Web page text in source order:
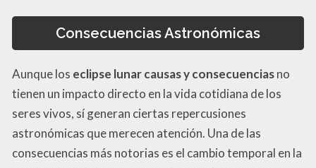
Consecuencias Astronómicas
Aunque los eclipse lunar causas y consecuenciasno
tienen un impacto directo en la vida cotidiana de los
seres vivos, sí generan ciertas repercusiones
astronómicas que merecen atención. Una de las
consecuencias más notorias es el cambio temporal en la